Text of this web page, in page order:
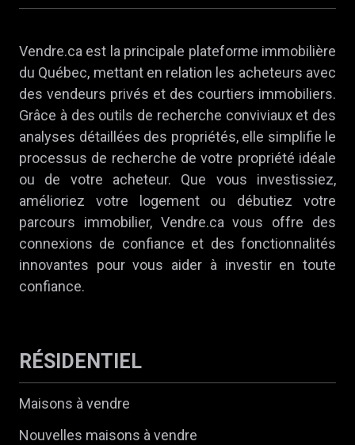
Vendre.ca est la principale plateforme immobilière
du Québec, mettant en relation les acheteurs avec
des vendeurs privés et des courtiers immobiliers.
Grâce à des outils de recherche conviviaux et des
analyses détaillées des propriétés, elle simplifie le
processus de recherche de votre propriété idéale
ou de votre acheteur. Que vous investissiez,
amélioriez votre logement ou débutiez votre
parcours immobilier, Vendre.ca vous offre des
connexions de confiance et des fonctionnalités
innovantes pour vous aider à investir en toute
confiance.
RÉSIDENTIEL
Maisons à vendre
Nouvelles maisons à vendre